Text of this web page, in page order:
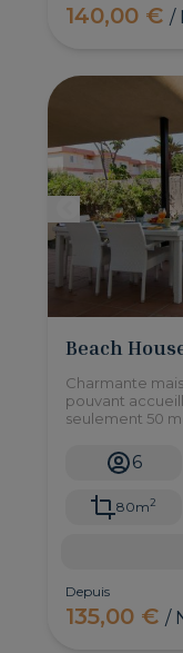
140,00 €/
Beach
Charmante
pouvant
seulement 50
magasins et
6
80m2
Depuis
135,00 €/